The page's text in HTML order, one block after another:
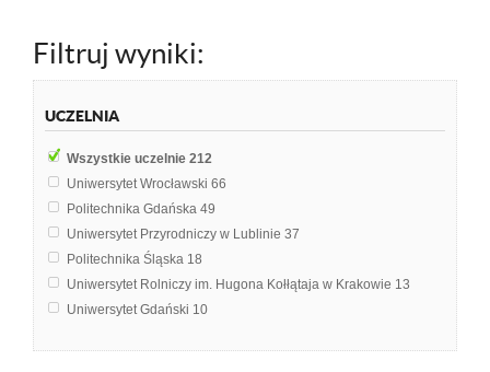
Filtruj wyniki:
UCZELNIA
Wszystkie uczelnie 212
Uniwersytet Wrocławski 66
Politechnika Gdańska 49
Uniwersytet Przyrodniczy w Lublinie 37
Politechnika Śląska 18
Uniwersytet Rolniczy im. Hugona Kołłątaja w Krakowie 13
Uniwersytet Gdański 10